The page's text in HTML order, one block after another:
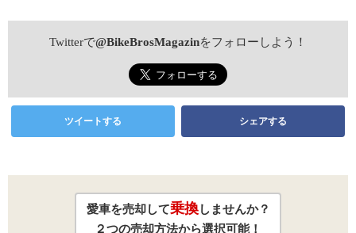
Twitterで@BikeBrosMagazinをフォローしよう！
ツイートする シェアする
愛車を売却して乗換しませんか？
２つの売却方法から選択可能！